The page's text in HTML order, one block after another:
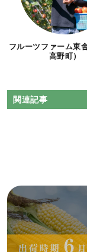
フルーツファーム東
高野町）
関連記事